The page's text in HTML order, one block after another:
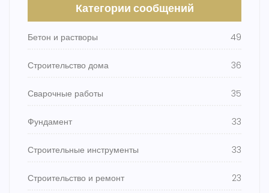
Категории сообщений
Бетон и растворы 49
Строительство дома 36
Сварочные работы 35
Фундамент 33
Строительные инструменты 33
Строительство и ремонт 23